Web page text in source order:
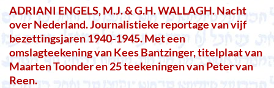
ADRIANI ENGELS, M.J. & G.H. WALLAGH. Nacht
over Nederland. Journalistieke reportage van vijf
bezettingsjaren 1940-1945. Met een
omslagteekening van Kees Bantzinger, titelplaat van
Maarten Toonder en 25 teekeningen van Peter van
Reen.